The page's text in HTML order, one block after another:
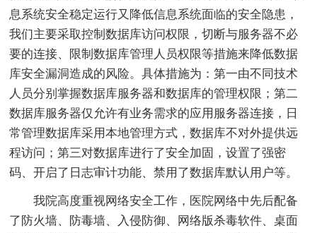
息系统安全稳定运行又降低信息系统面临的安全隐患，
我们主要采取控制数据库访问权限，切断与服务器不必
要的连接、限制数据库管理人员权限等措施来降低数据
库安全漏洞造成的风险。具体措施为：第一由不同技术
人员分别掌握数据库服务器和数据库的管理权限；第二
数据库服务器仅允许有业务需求的应用服务器连接，日
常管理数据库采用本地管理方式，数据库不对外提供远
程访问；第三对数据库进行了安全加固，设置了强密
码、开启了日志审计功能、禁用了数据库默认用户等。
我院高度重视网络安全工作，医院网络中先后配备
了防火墙、防毒墙、入侵防御、网络版杀毒软件、桌面